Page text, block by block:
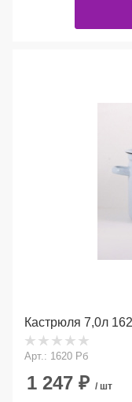
Арт.: 1620 Рб
1 247 ₽ / шт